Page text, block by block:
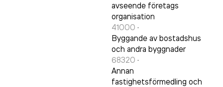
avseende företags
organisation
41000 ·
Byggande av bostadshus
och andra byggnader
68320 ·
Annan
fastighetsförmedling och